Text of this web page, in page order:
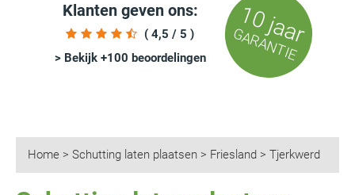
Klanten geven ons:
( 4,5 / 5 )
> Bekijk +100 beoordelingen
10 jaar
GARANTIE
Home > Schutting laten plaatsen > Friesland > Tjerkwerd